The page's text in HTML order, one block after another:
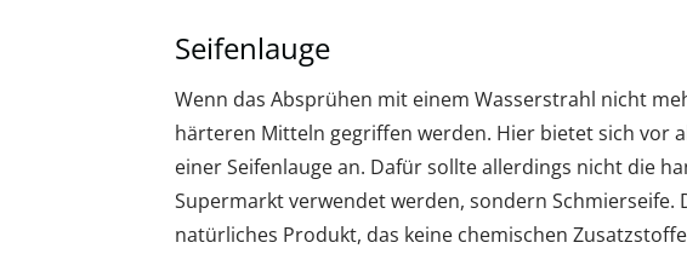
Seifenlauge
Wenn das Absprühen mit einem Wasserstrahl nicht
härteren Mitteln gegriffen werden. Hier bietet sich vor
einer Seifenlauge an. Dafür sollte allerdings nicht die
Supermarkt verwendet werden, sondern Schmierseife.
natürliches Produkt, das keine chemischen